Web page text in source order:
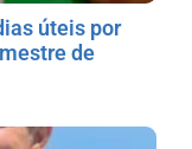
úteis por
de